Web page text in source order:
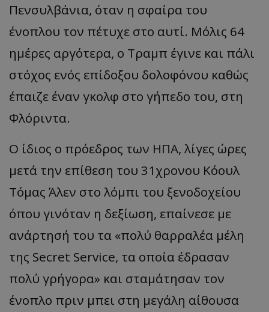
Πενσυλβάνια, όταν η σφαίρα του
ένοπλου τον πέτυχε στο αυτί. Μόλις 64
ημέρες αργότερα, ο Τραμπ έγινε και πάλι
στόχος ενός επίδοξου δολοφόνου καθώς
έπαιζε έναν γκολφ στο γήπεδο του, στη
Φλόριντα.
Ο ίδιος ο πρόεδρος των ΗΠΑ, λίγες ώρες
μετά την επίθεση του 31χρονου Κόουλ
Τόμας Άλεν στο λόμπι του ξενοδοχείου
όπου γινόταν η δεξίωση, επαίνεσε με
ανάρτησή του τα «πολύ θαρραλέα μέλη
της Secret Service, τα οποία έδρασαν
πολύ γρήγορα» και σταμάτησαν τον
ένοπλο πριν μπει στη μεγάλη αίθουσα